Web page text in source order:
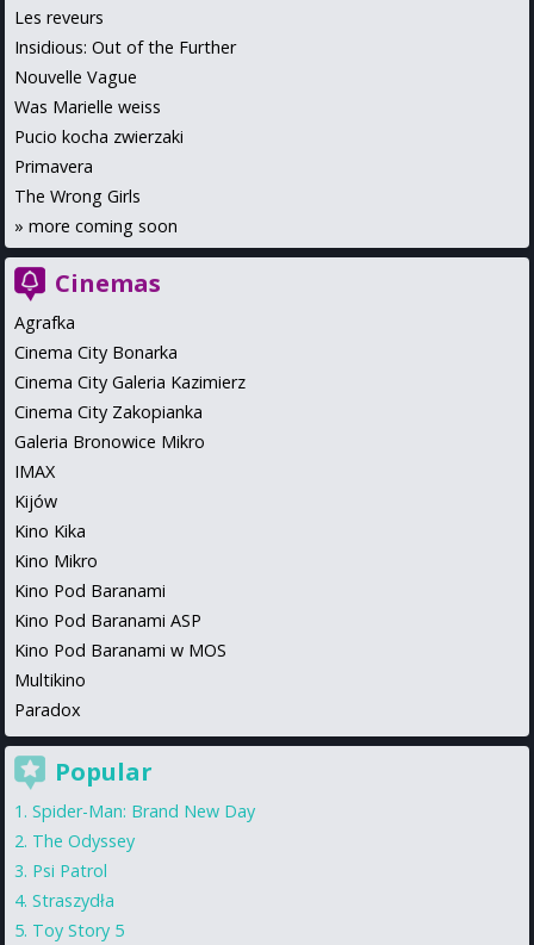
Les reveurs
Insidious: Out of the Further
Nouvelle Vague
Was Marielle weiss
Pucio kocha zwierzaki
Primavera
The Wrong Girls
» more coming soon
Cinemas
Agrafka
Cinema City Bonarka
Cinema City Galeria Kazimierz
Cinema City Zakopianka
Galeria Bronowice Mikro
IMAX
Kijów
Kino Kika
Kino Mikro
Kino Pod Baranami
Kino Pod Baranami ASP
Kino Pod Baranami w MOS
Multikino
Paradox
Popular
Spider-Man: Brand New Day
The Odyssey
Psi Patrol
Straszydła
Toy Story 5